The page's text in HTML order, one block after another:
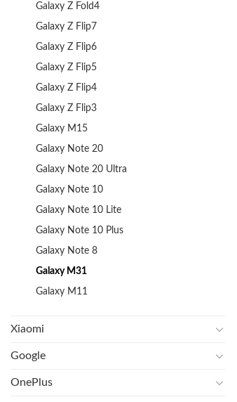
Galaxy Z Fold4
Galaxy Z Flip7
Galaxy Z Flip6
Galaxy Z Flip5
Galaxy Z Flip4
Galaxy Z Flip3
Galaxy M15
Galaxy Note 20
Galaxy Note 20 Ultra
Galaxy Note 10
Galaxy Note 10 Lite
Galaxy Note 10 Plus
Galaxy Note 8
Galaxy M31
Galaxy M11
Xiaomi
Google
OnePlus